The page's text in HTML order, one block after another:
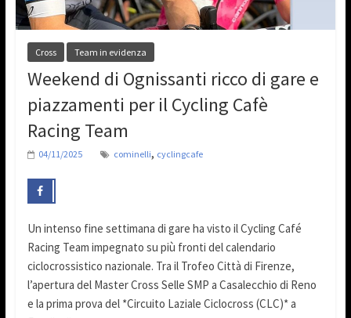
Cross Team in evidenza
Weekend di Ognissanti ricco di gare e
piazzamenti per il Cycling Cafè
Racing Team
04/11/2025 cominelli, cyclingcafe
Un intenso fine settimana di gare ha visto il Cycling Café
Racing Team impegnato su più fronti del calendario
ciclocrossistico nazionale. Tra il Trofeo Città di Firenze,
l’apertura del Master Cross Selle SMP a Casalecchio di Reno
e la prima prova del *Circuito Laziale Ciclocross (CLC)* a